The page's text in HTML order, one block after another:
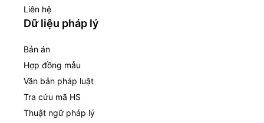
Liên hệ
Dữ liệu pháp lý
Bản án
Hợp đồng mẫu
Văn bản pháp luật
Tra cứu mã HS
Thuật ngữ pháp lý